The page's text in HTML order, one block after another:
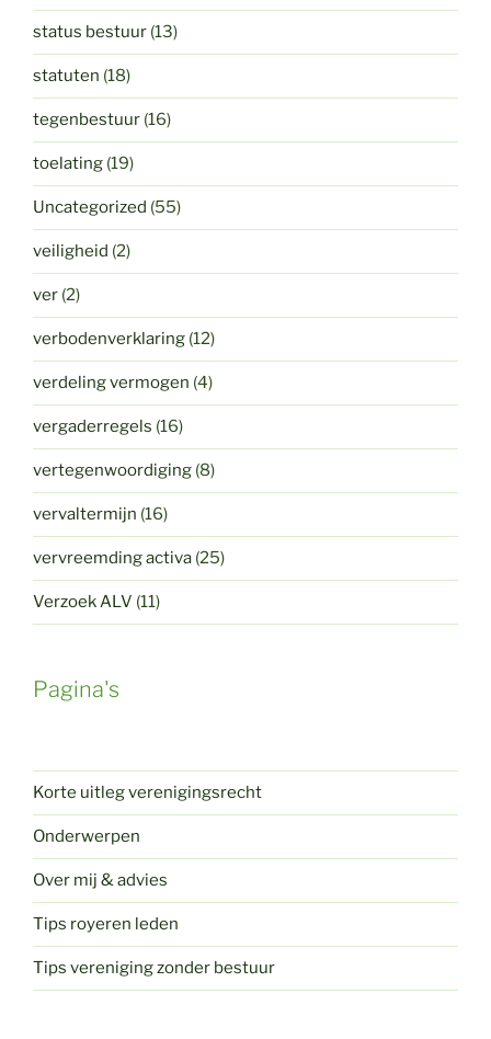
status bestuur (13)
statuten (18)
tegenbestuur (16)
toelating (19)
Uncategorized (55)
veiligheid (2)
ver (2)
verbodenverklaring (12)
verdeling vermogen (4)
vergaderregels (16)
vertegenwoordiging (8)
vervaltermijn (16)
vervreemding activa (25)
Verzoek ALV (11)
Pagina's
Korte uitleg verenigingsrecht
Onderwerpen
Over mij & advies
Tips royeren leden
Tips vereniging zonder bestuur